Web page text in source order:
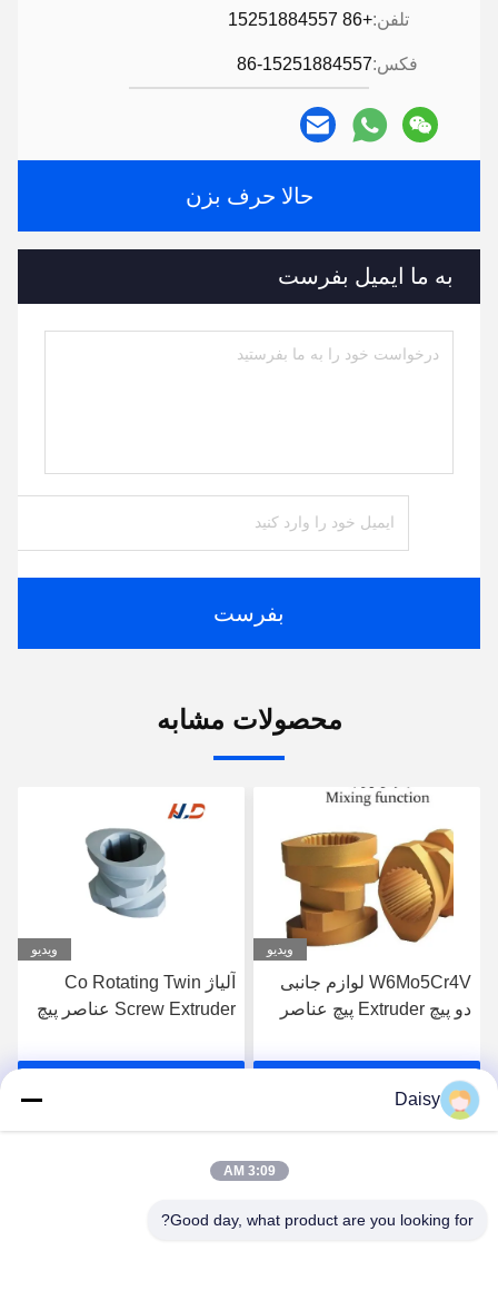
تلفن:+86 15251884557
فکس:86-15251884557
حالا حرف بزن
به ما ایمیل بفرست
بفرست
محصولات مشابه
ویدیو
W6Mo5Cr4V لوازم جانبی
دو پیچ Extruder پیچ عناصر
بهترین قیمت رو بدست
ویدیو
آلیاژ Co Rotating Twin
Screw Extruder عناصر پیچ
Daisy
3:09 AM
Good day, what product are you looking for?